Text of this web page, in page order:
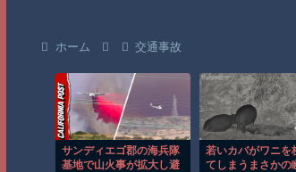
ホーム 交通事故
サンディエゴ郡の海兵隊
基地で山火事が拡大し避
若いカバがワニを
てしまうまさかの